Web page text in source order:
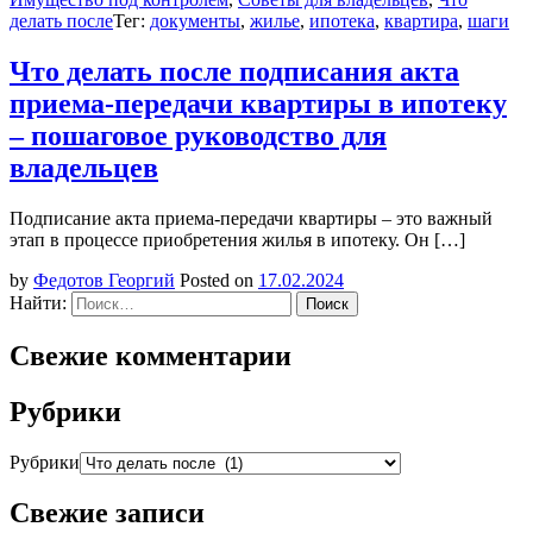
делать послеТег: документы, жилье, ипотека, квартира, шаги
Что делать после подписания акта
приема-передачи квартиры в ипотеку
– пошаговое руководство для
владельцев
Подписание акта приема-передачи квартиры – это важный
этап в процессе приобретения жилья в ипотеку. Он […]
by Федотов Георгий Posted on 17.02.2024
Найти:
Свежие комментарии
Рубрики
Рубрики
Свежие записи